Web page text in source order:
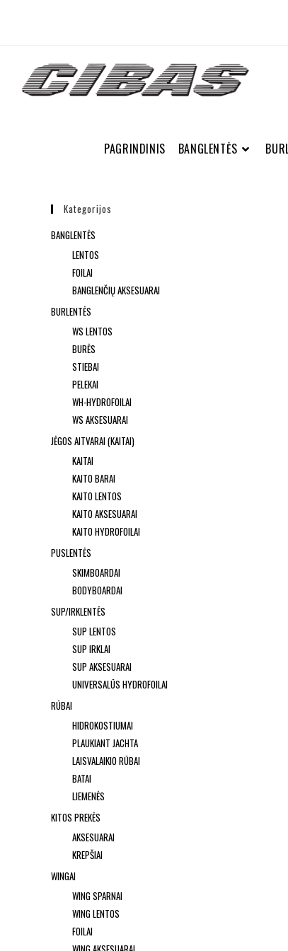
PAGRINDINIS BANGLENTĖS
Kategorijos
BANGLENTĖS
LENTOS
FOILAI
BANGLENČIŲ AKSESUARAI
BURLENTĖS
WS LENTOS
BURĖS
STIEBAI
PELEKAI
WH-HYDROFOILAI
WS AKSESUARAI
JĖGOS AITVARAI (KAITAI)
KAITAI
KAITO BARAI
KAITO LENTOS
KAITO AKSESUARAI
KAITO HYDROFOILAI
PUSLENTĖS
SKIMBOARDAI
BODYBOARDAI
SUP/IRKLENTĖS
SUP LENTOS
SUP IRKLAI
SUP AKSESUARAI
UNIVERSALŪS HYDROFOILAI
RŪBAI
HIDROKOSTIUMAI
PLAUKIANT JACHTA
LAISVALAIKIO RŪBAI
BATAI
LIEMENĖS
KITOS PREKĖS
AKSESUARAI
KREPŠIAI
WINGAI
WING SPARNAI
WING LENTOS
FOILAI